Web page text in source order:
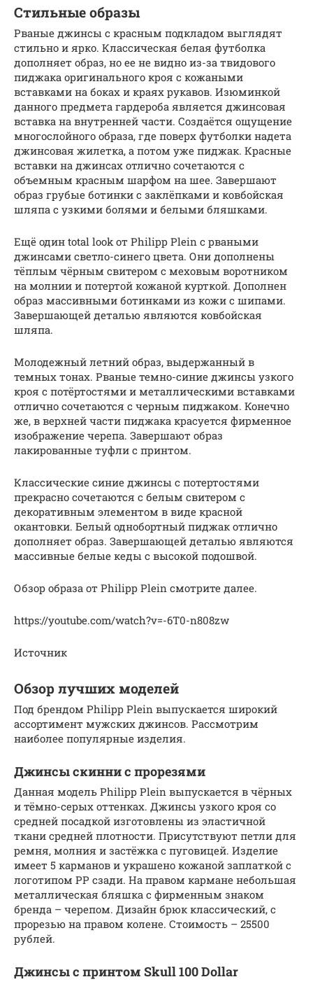
Стильные образы
Рваные джинсы с красным подкладом выглядят
стильно и ярко. Классическая белая футболка
дополняет образ, но ее не видно из-за твидового
пиджака оригинального кроя с кожаными
вставками на боках и краях рукавов. Изюминкой
данного предмета гардероба является джинсовая
вставка на внутренней части. Создаётся ощущение
многослойного образа, где поверх футболки надета
джинсовая жилетка, а потом уже пиджак. Красные
вставки на джинсах отлично сочетаются с
объемным красным шарфом на шее. Завершают
образ грубые ботинки с заклёпками и ковбойская
шляпа с узкими болями и белыми бляшками.
Ещё один total look от Philipp Plein с рваными
джинсами светло-синего цвета. Они дополнены
тёплым чёрным свитером с меховым воротником
на молнии и потертой кожаной курткой. Дополнен
образ массивными ботинками из кожи с шипами.
Завершающей деталью являются ковбойская
шляпа.
Молодежный летний образ, выдержанный в
темных тонах. Рваные темно-синие джинсы узкого
кроя с потёртостями и металлическими вставками
отлично сочетаются с черным пиджаком. Конечно
же, в верхней части пиджака красуется фирменное
изображение черепа. Завершают образ
лакированные туфли с принтом.
Классические синие джинсы с потертостями
прекрасно сочетаются с белым свитером с
декоративным элементом в виде красной
окантовки. Белый однобортный пиджак отлично
дополняет образ. Завершающей деталью являются
массивные белые кеды с высокой подошвой.
Обзор образа от Philipp Plein смотрите далее.
https://youtube.com/watch?v=-6T0-n808zw
Источник
Обзор лучших моделей
Под брендом Philipp Plein выпускается широкий
ассортимент мужских джинсов. Рассмотрим
наиболее популярные изделия.
Джинсы скинни с прорезями
Данная модель Philipp Plein выпускается в чёрных
и тёмно-серых оттенках. Джинсы узкого кроя со
средней посадкой изготовлены из эластичной
ткани средней плотности. Присутствуют петли для
ремня, молния и застёжка с пуговицей. Изделие
имеет 5 карманов и украшено кожаной заплаткой с
логотипом РР сзади. На правом кармане небольшая
металлическая бляшка с фирменным знаком
бренда – черепом. Дизайн брюк классический, с
прорезью на правом колене. Стоимость – 25500
рублей.
Джинсы с принтом Skull 100 Dollar